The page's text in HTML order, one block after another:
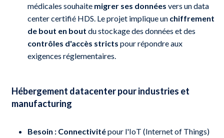
médicales souhaite migrer ses données vers un data
center certifié HDS. Le projet implique un chiffrement
de bout en bout du stockage des données et des
contrôles d'accès stricts pour répondre aux
exigences réglementaires.
Hébergement datacenter pour industries et
manufacturing
Besoin : Connectivitépour l'IoT (Internet of Things)